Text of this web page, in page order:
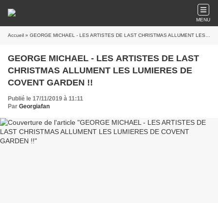
MENU
Accueil » GEORGE MICHAEL - LES ARTISTES DE LAST CHRISTMAS ALLUMENT LES LUMIERES DE COVENT GARDEN !!
GEORGE MICHAEL - LES ARTISTES DE LAST
CHRISTMAS ALLUMENT LES LUMIERES DE
COVENT GARDEN !!
Publié le 17/11/2019 à 11:11
Par Georgiafan